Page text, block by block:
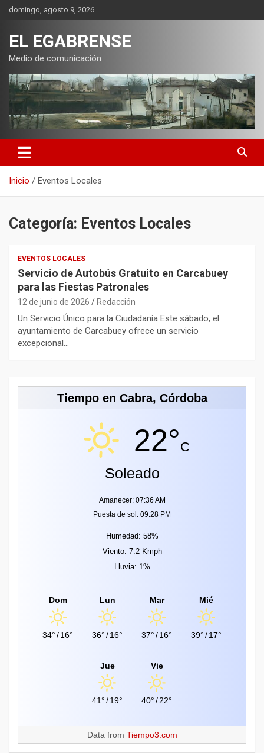
Saltardomingo, agosto 9, 2026
EL EGABRENSE
Medio de comunicación
Inicio Eventos Locales
Categoría: Eventos Locales
EVENTOS LOCALES
Servicio de Autobús Gratuito en Carcabuey
para las Fiestas Patronales
12 de junio de 2026 Redacción
Un Servicio Único para la Ciudadanía Este sábado, el
ayuntamiento de Carcabuey ofrece un servicio
excepcional…
Tiempo en Cabra, Córdoba
22°C
Soleado
Amanecer: 07:36 AM
Puesta de sol: 09:28 PM
Humedad: 58%
Viento: 7.2 Kmph
Lluvia: 1%
Dom
34°/16°
Lun
36°/16°
Mar
37°/16°
Mié
39°/17°
Jue
41°/19°
Vie
40°/22°
Data from Tiempo3.com